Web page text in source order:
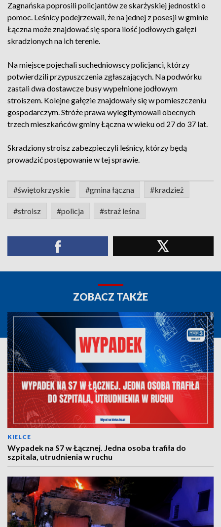
Zagnańska poprosili policjantów ze skarżyskiej jednostki o
pomoc. Leśnicy podejrzewali, że na jednej z posesji w gminie
Łączna może znajdować się spora ilość jodłowych gałęzi
skradzionych na ich terenie.
Na miejsce pojechali suchedniowscy policjanci, którzy
potwierdzili przypuszczenia zgłaszających. Na podwórku
zastali dwa dostawcze busy wypełnione jodłowym
stroiszem. Kolejne gałęzie znajdowały się w pomieszczeniu
gospodarczym. Stróże prawa wylegitymowali obecnych
trzech mieszkańców gminy Łączna w wieku od 27 do 37 lat.
Skradziony stroisz zabezpieczyli leśnicy, którzy będą
prowadzić postępowanie w tej sprawie.
#świętokrzyskie #gmina łączna #kradzież
#stroisz #policja #straż leśna
ZOBACZ TAKŻE
KIELCE
Wypadek na S7 w Łącznej. Jedna osoba trafiła do
szpitala, utrudnienia w ruchu